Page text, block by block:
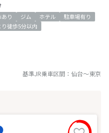
り ジム ホテル
駐車場有り
徒歩5分以内
基準JR乗車区間： 仙台～東京